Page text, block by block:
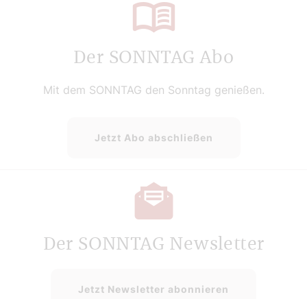
Der SONNTAG Abo
Mit dem SONNTAG den Sonntag genießen.
Jetzt Abo abschließen
Der SONNTAG Newsletter
Jetzt Newsletter abonnieren